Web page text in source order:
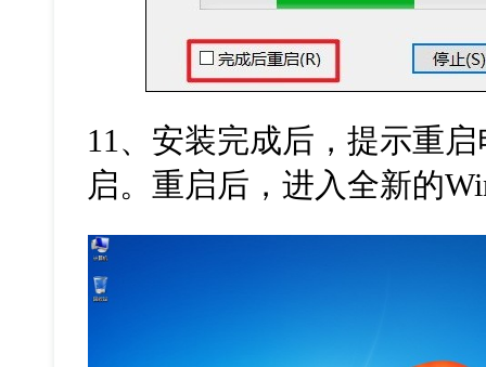
11、安装完成后，提示重
启。重启后，进入全新的